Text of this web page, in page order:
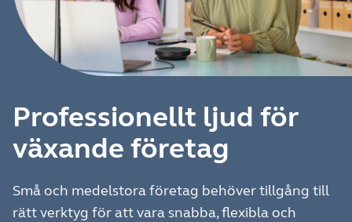
Professionellt ljud för
växande företag
Små och medelstora företag behöver tillgång till
rätt verktyg för att vara snabba, flexibla och